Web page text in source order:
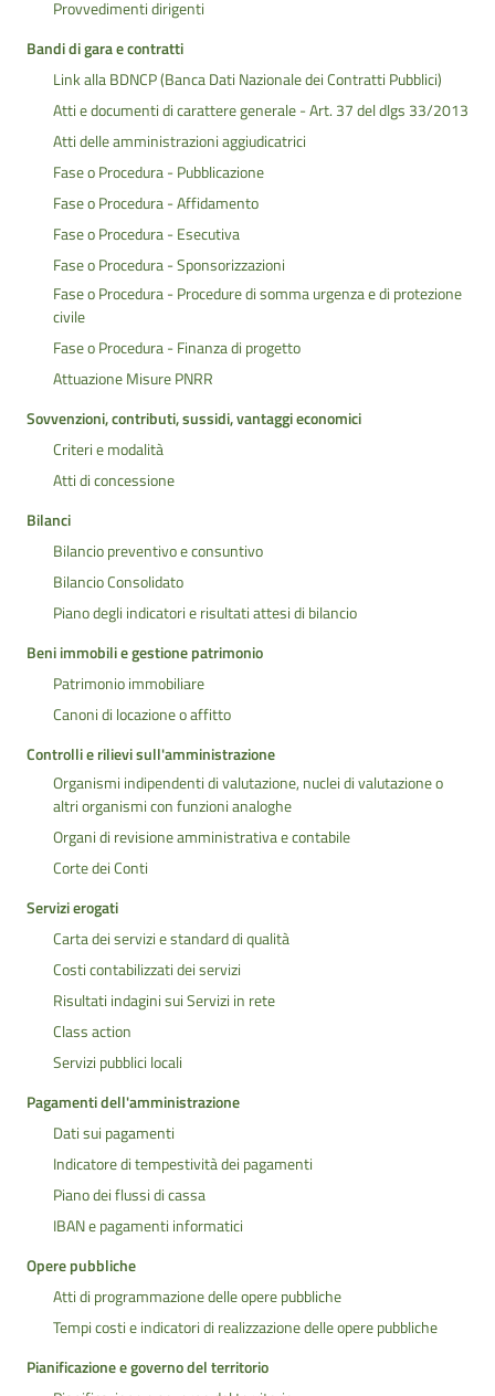
Provvedimenti dirigenti
Bandi di gara e contratti
Link alla BDNCP (Banca Dati Nazionale dei Contratti Pubblici)
Atti e documenti di carattere generale - Art. 37 del dlgs 33/2013
Atti delle amministrazioni aggiudicatrici
Fase o Procedura - Pubblicazione
Fase o Procedura - Affidamento
Fase o Procedura - Esecutiva
Fase o Procedura - Sponsorizzazioni
Fase o Procedura - Procedure di somma urgenza e di protezione
civile
Fase o Procedura - Finanza di progetto
Attuazione Misure PNRR
Sovvenzioni, contributi, sussidi, vantaggi economici
Criteri e modalità
Atti di concessione
Bilanci
Bilancio preventivo e consuntivo
Bilancio Consolidato
Piano degli indicatori e risultati attesi di bilancio
Beni immobili e gestione patrimonio
Patrimonio immobiliare
Canoni di locazione o affitto
Controlli e rilievi sull'amministrazione
Organismi indipendenti di valutazione, nuclei di valutazione o
altri organismi con funzioni analoghe
Organi di revisione amministrativa e contabile
Corte dei Conti
Servizi erogati
Carta dei servizi e standard di qualità
Costi contabilizzati dei servizi
Risultati indagini sui Servizi in rete
Class action
Servizi pubblici locali
Pagamenti dell'amministrazione
Dati sui pagamenti
Indicatore di tempestività dei pagamenti
Piano dei flussi di cassa
IBAN e pagamenti informatici
Opere pubbliche
Atti di programmazione delle opere pubbliche
Tempi costi e indicatori di realizzazione delle opere pubbliche
Pianificazione e governo del territorio